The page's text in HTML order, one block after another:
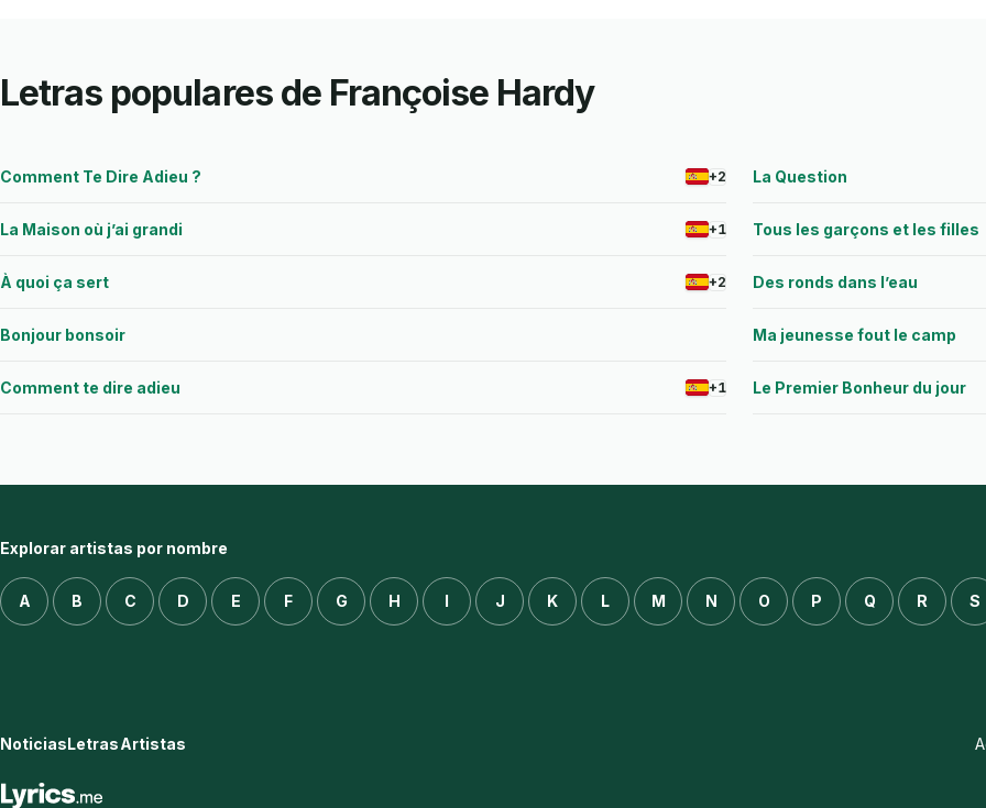
Letras populares de Françoise Hardy
Comment Te Dire Adieu ? +2 La Question
La Maison où j’ai grandi +1 Tous les garçons et les filles
À quoi ça sert +2 Des ronds dans l’eau
Bonjour bonsoir Ma jeunesse fout le camp
Comment te dire adieu +1 Le Premier Bonheur du jour
Explorar artistas por nombre
A B C D E F G H I J K L M N O P Q R S
NoticiasLetrasArtistas